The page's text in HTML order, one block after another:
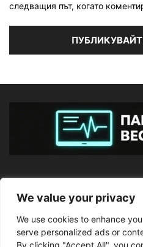
We value your privacy
We use cookies to enhance
serve personalized ads or
By clicking "Accept All", you
следващия път, когато